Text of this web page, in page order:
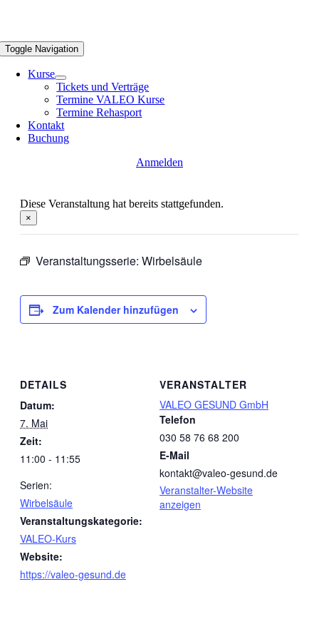
Toggle Navigation
Kurse
Tickets und Verträge
Termine VALEO Kurse
Termine Rehasport
Kontakt
Buchung
Anmelden
Diese Veranstaltung hat bereits stattgefunden.
×
Veranstaltungsserie: Wirbelsäule
Zum Kalender hinzufügen
DETAILS
Datum:
7. Mai
Zeit:
11:00 - 11:55
Serien:
Wirbelsäule
Veranstaltungskategorie:
VALEO-Kurs
Website:
https://valeo-gesund.de
VERANSTALTER
VALEO GESUND GmbH
Telefon
030 58 76 68 200
E-Mail
kontakt@valeo-gesund.de
Veranstalter-Website
anzeigen